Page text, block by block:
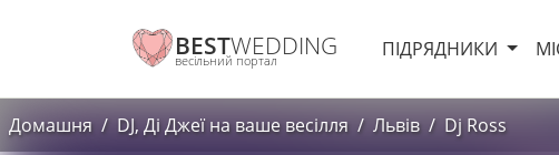
BESTWEDDING
весільний портал ПІДРЯДНИКИ
Домашня DJ, Ді Джеї на ваше весілля Львів Dj Ross